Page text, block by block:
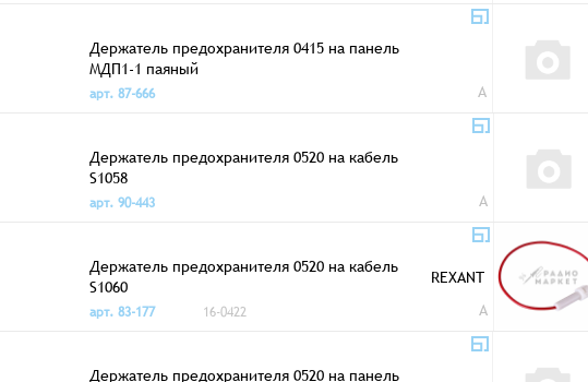
Держатель предохранителя 0415 на панель
МДП1-1 паяный
арт. 87-666
A
Держатель предохранителя 0520 на кабель
S1058
арт. 90-443
A
Держатель предохранителя 0520 на кабель
S1060
REXANT
арт. 83-177
16-0422 A
Держатель предохранителя 0520 на панель